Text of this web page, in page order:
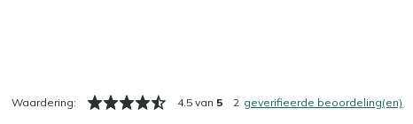
Waardering: 4.5 van 5 2 geverifieerde beoordeling(en)